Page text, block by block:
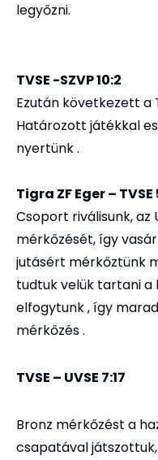
legyőzni.
TVSE -SZVP 10:2
Ezután következett a
Határozott játékkal
nyertünk .
Tigra ZF Eger – TVSE
Csoport riválisunk, az
mérkőzését, így
jutásért mérkőztünk
tudtuk velük tartani a
elfogytunk , így
mérkőzés .
TVSE – UVSE 7:17
Bronz mérkőzést a
csapatával játszottuk,